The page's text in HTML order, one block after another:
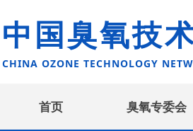
中国臭氧技
CHINA OZONE TECHNOLOGY
首页 臭氧专委会